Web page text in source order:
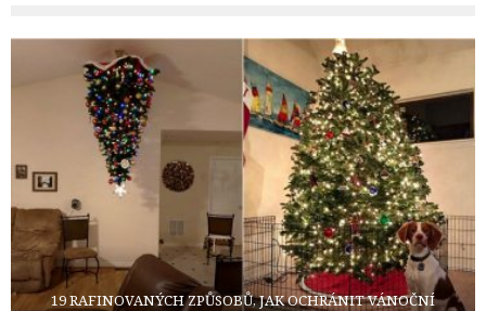
19 RAFINOVANÝCH ZPŮSOBŮ, JAK OCHRÁNIT VÁNOČNÍ